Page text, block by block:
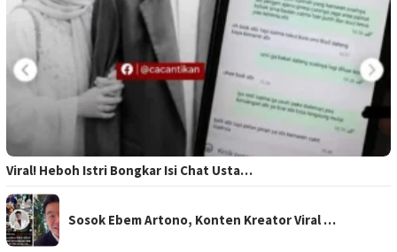
Viral! Heboh Istri Bongkar Isi Chat Usta…
Sosok Ebem Artono, Konten Kreator Viral …